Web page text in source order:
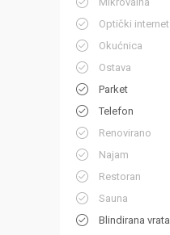
Optički internet
Okućnica
Ostava
Parket
Telefon
Renovirano
Najam
Restoran
Sauna
Blindirana vrata